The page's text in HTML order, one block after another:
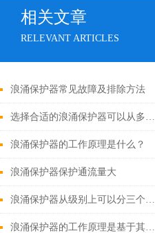
相关文章
RELEVANT ARTICLES
浪涌保护器常见故障及排除方法
选择合适的浪涌保护器可以从多个角度探讨
浪涌保护器的工作原理是什么？
浪涌保护器保护通流量大
浪涌保护器从级别上可以分三个等级
浪涌保护器的工作原理是基于其内部的可变电阻特性